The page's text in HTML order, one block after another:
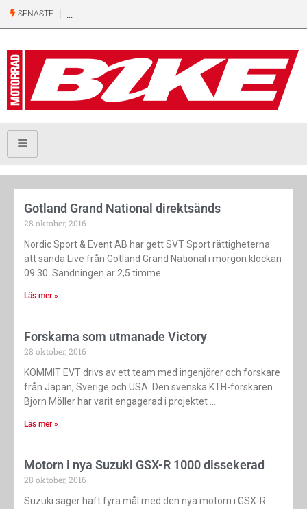
SENASTE
Gotland Grand National direktsänds
28 oktober, 2016
Nordic Sport & Event AB har gett SVT Sport rättigheterna
att sända Live från Gotland Grand National i morgon klockan
09:30. Sändningen är 2,5 timme
Läs mer »
Forskarna som utmanade Victory
28 oktober, 2016
KOMMIT EVT drivs av ett team med ingenjörer och forskare
från Japan, Sverige och USA. Den svenska KTH-forskaren
Björn Möller har varit engagerad i projektet
Läs mer »
Motorn i nya Suzuki GSX-R 1000 dissekerad
28 oktober, 2016
Suzuki säger haft fyra mål med den nya motorn i GSX-R